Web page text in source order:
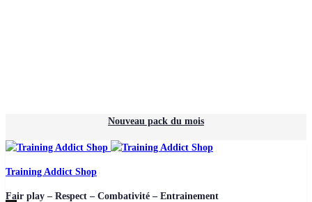
Nouveau pack du mois
Training Addict Shop
Fair play – Respect – Combativité – Entrainement